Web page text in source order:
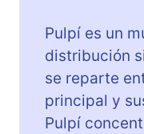
Pulpí es un
distribución
se reparte
principal y
Pulpí